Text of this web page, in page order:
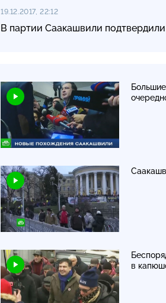
19.12.2017, 22:12
В партии Саакашвили
в